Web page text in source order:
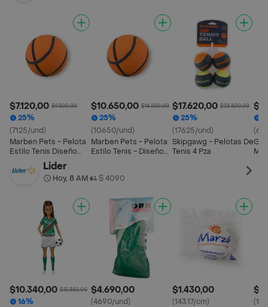
$7.120,00 $9.500,00
25%
(7125/und)
Marben Pets - Pelota
Estilo Tenis Diseño
Basketball Mediana
(sdr-233)
$10.650,00 $14.200,00
25%
(10650/und)
Marben Pets - Pelota
Estilo Tenis - Diseño
$17.620,00 $23.500,00
25%
(17625/und)
Skipgawg - Pelotas De
Tenis 4 Pza
Lider
Hoy, 8 AM• $ 4090
$10.340,00 $12.350,00
16%
$4.690,00
(4690/und)
$1.430,00
(143.17/cm)